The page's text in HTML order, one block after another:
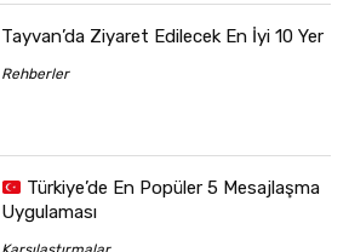
Tayvan’da Ziyaret Edilecek En İyi 10 Yer
Rehberler
Türkiye’de En Popüler 5 Mesajlaşma
Uygulaması